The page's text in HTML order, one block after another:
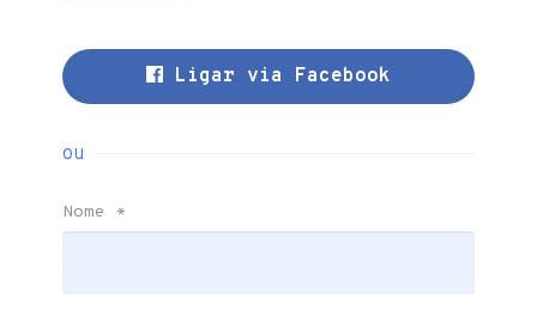
Ligar via Facebook
ou
Nome *